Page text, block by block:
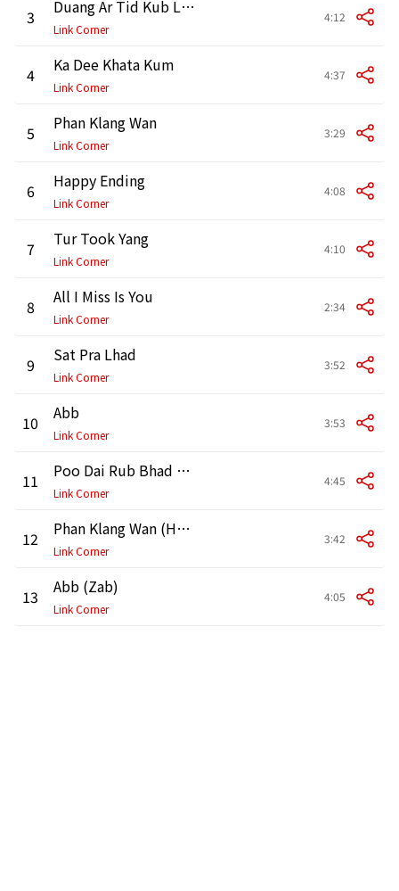
3 Duang Ar Tid Kub Lok
Link Corner
4:12
4 Ka Dee Khata Kum
Link Corner
4:37
5 Phan Klang Wan
Link Corner
3:29
6 Happy Ending
Link Corner
4:08
7 Tur Took Yang
Link Corner
4:10
8 All I Miss Is You
Link Corner
2:34
9 Sat Pra Lhad
Link Corner
3:52
10 Abb
Link Corner
3:53
11 Poo Dai Rub Bhad Jheb
Link Corner
4:45
12 Phan Klang Wan (Holiday Version)
Link Corner
3:42
13 Abb (Zab)
Link Corner
4:05